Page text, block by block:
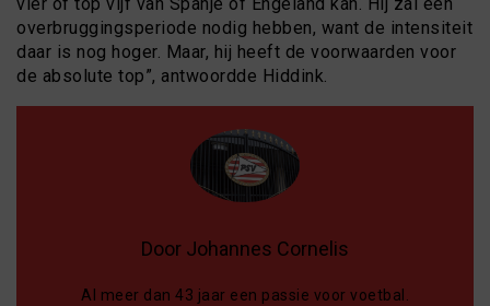
overbruggingsperiode nodig hebben, want de intensiteit
daar is nog hoger. Maar, hij heeft de voorwaarden voor
de absolute top”, antwoordde Hiddink.
Door Johannes Cornelis
Al meer dan 43 jaar een passie voor voetbal.